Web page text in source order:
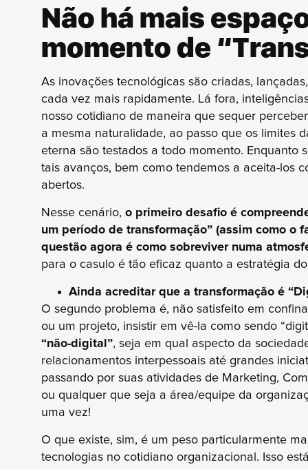
Não há mais
momento de
As inovações tecnológicas são criadas,
cada vez mais rapidamente. Lá fora,
nosso cotidiano de maneira que sequer
a mesma naturalidade, ao passo que os limites
eterna são testados a todo momento. Enquanto
tais avanços, bem como tendemos a aceita-los
abertos.
Nesse cenário, o primeiro desafio é
um período de transformação” (assim como o
questão agora é como sobreviver numa
para o casulo é tão eficaz quanto a estratégia
Ainda acreditar que a transformação é
O segundo problema é, não satisfeito em
ou um projeto, insistir em vê-la como sendo
“não-digital”, seja em qual aspecto da
relacionamentos interpessoais até grandes
passando por suas atividades de Marketing,
ou qualquer que seja a área/equipe da
uma vez!
O que existe, sim, é um peso particularmente
tecnologias no cotidiano organizacional. Isso